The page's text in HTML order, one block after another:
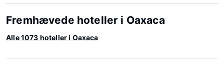
Fremhævede hoteller i Oaxaca
Alle 1073 hoteller i Oaxaca